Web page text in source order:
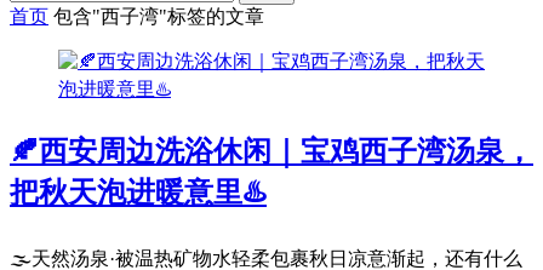
首页 包含"西子湾"标签的文章
🍂西安周边洗浴休闲｜宝鸡西子湾汤泉，
把秋天泡进暖意里♨️
🌫️天然汤泉·被温热矿物水轻柔包裹秋日凉意渐起，还有什么